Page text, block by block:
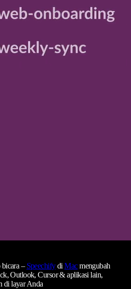
– SpeechifydiMacmengubah
Outlook, Cursor & aplikasi lain,
di layar Anda